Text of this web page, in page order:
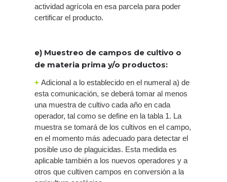
actividad agrícola en esa parcela para poder
certificar el producto.
e) Muestreo de campos de cultivo o
de materia prima y/o productos:
+ Adicional a lo establecido en el numeral a) de
esta comunicación, se deberá tomar al menos
una muestra de cultivo cada año en cada
operador, tal como se define en la tabla 1. La
muestra se tomará de los cultivos en el campo,
en el momento más adecuado para detectar el
posible uso de plaguicidas. Esta medida es
aplicable también a los nuevos operadores y a
otros que cultiven campos en conversión a la